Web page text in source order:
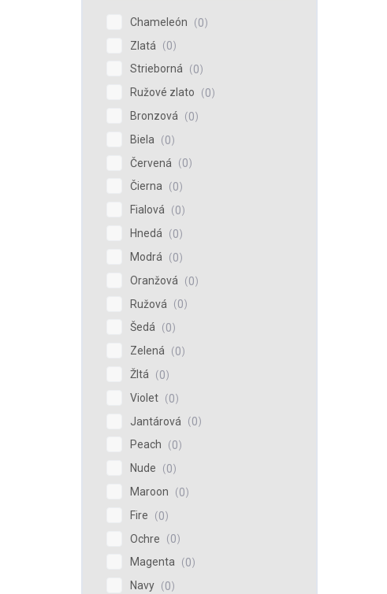
Chameleón
0
Zlatá
0
Strieborná
0
Ružové zlato
0
Bronzová
0
Biela
0
Červená
0
Čierna
0
Fialová
0
Hnedá
0
Modrá
0
Oranžová
0
Ružová
0
Šedá
0
Zelená
0
Žltá
0
Violet
0
Jantárová
0
Peach
0
Nude
0
Maroon
0
Fire
0
Ochre
0
Magenta
0
Navy
0